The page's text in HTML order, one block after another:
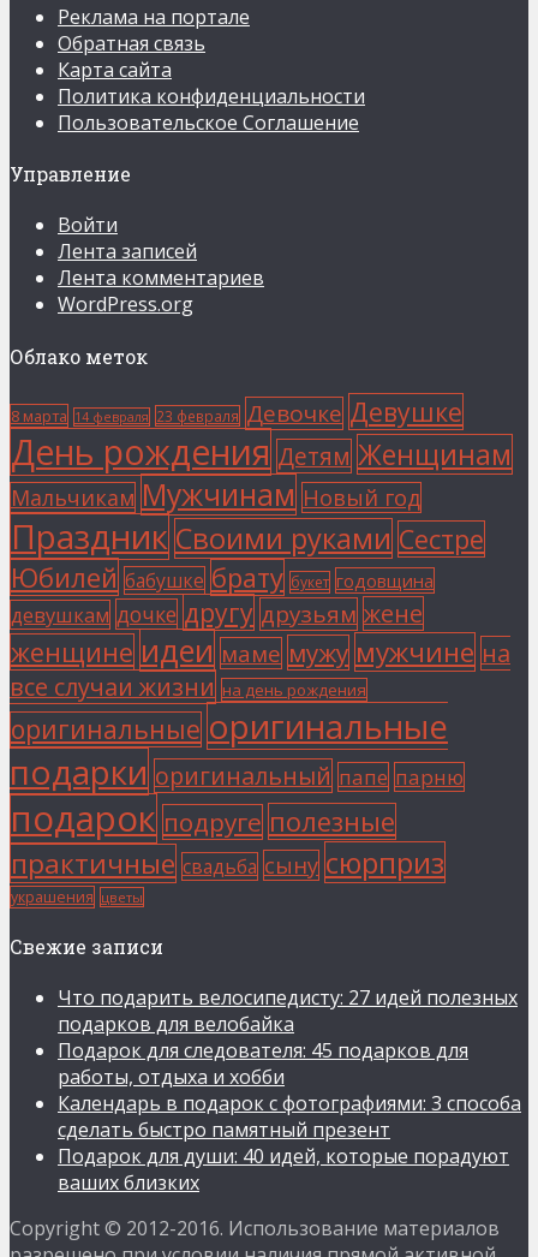
Реклама на портале
Обратная связь
Карта сайта
Политика конфиденциальности
Пользовательское Соглашение
Управление
Войти
Лента записей
Лента комментариев
WordPress.org
Облако меток
8 марта 14 февраля 23 февраля Девочке Девушке
День рождения Детям Женщинам
Мальчикам Мужчинам Новый год
Праздник Своими руками Сестре
Юбилей бабушке брату букет годовщина
девушкам дочке другу друзьям жене
женщине идеи маме мужу мужчине на
все случаи жизни на день рождения
оригинальные оригинальные
подарки оригинальный папе парню
подарок подруге полезные
практичные свадьба сыну сюрприз
украшения цветы
Свежие записи
Что подарить велосипедисту: 27 идей полезных
подарков для велобайка
Подарок для следователя: 45 подарков для
работы, отдыха и хобби
Календарь в подарок с фотографиями: 3 способа
сделать быстро памятный презент
Подарок для души: 40 идей, которые порадуют
ваших близких
Copyright © 2012-2016. Использование материалов